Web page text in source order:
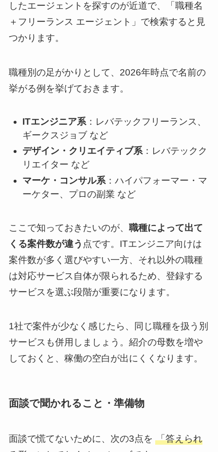
したエージェントを探すのが近道で、「職種名
＋フリーランス エージェント」で検索すると見
つかります。
職種別の足がかりとして、2026年時点で名前の
挙がる例を挙げておきます。
ITエンジニア系 ：レバテックフリーランス、
ギークスジョブ など
デザイン・クリエイティブ系：レバテックク
リエイター など
マーケ・コンサル系 ：ハイパフォーマー・マ
ーケター、プロの副業 など
ここで知っておきたいのが、 職種によって出て
くる案件数が違う 点です。ITエンジニア向けは
案件数が多く選びやすい一方、それ以外の職種
は対応サービス自体が限られるため、登録する
サービスを選ぶ段階が重要になります。
1社で案件が少なく感じたら、同じ職種を扱う別
サービスも併用しましょう。紹介の母数を増や
しておくと、稼働の空白が出にくくなります。
面談で聞かれること・準備物
面談で慌てないために、次の3点を 「答えられ